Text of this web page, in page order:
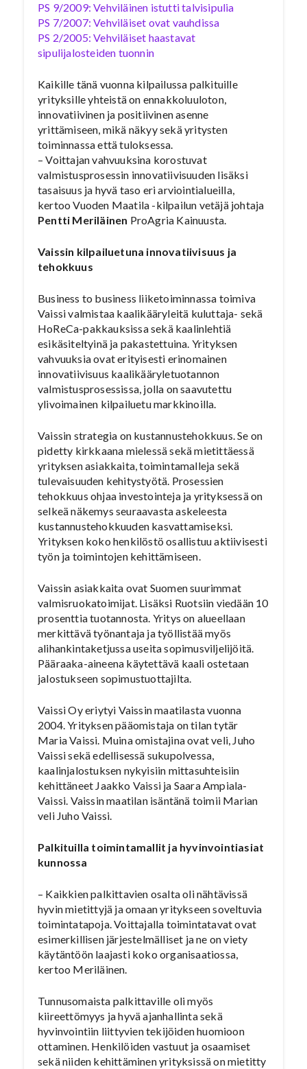
PS 9/2009: Vehviläinen istutti talvisipulia
PS 7/2007: Vehviläiset ovat vauhdissa
PS 2/2005: Vehviläiset haastavat
sipulijalosteiden tuonnin
Kaikille tänä vuonna kilpailussa palkituille
yrityksille yhteistä on ennakkoluuloton,
innovatiivinen ja positiivinen asenne
yrittämiseen, mikä näkyy sekä yritysten
toiminnassa että tuloksessa.
– Voittajan vahvuuksina korostuvat
valmistusprosessin innovatiivisuuden lisäksi
tasaisuus ja hyvä taso eri arviointialueilla,
kertoo Vuoden Maatila -kilpailun vetäjä johtaja
Pentti Meriläinen ProAgria Kainuusta.
Vaissin kilpailuetuna innovatiivisuus ja
tehokkuus
Business to business liiketoiminnassa toimiva
Vaissi valmistaa kaalikääryleitä kuluttaja- sekä
HoReCa-pakkauksissa sekä kaalinlehtiä
esikäsiteltyinä ja pakastettuina. Yrityksen
vahvuuksia ovat erityisesti erinomainen
innovatiivisuus kaalikääryletuotannon
valmistusprosessissa, jolla on saavutettu
ylivoimainen kilpailuetu markkinoilla.
Vaissin strategia on kustannustehokkuus. Se on
pidetty kirkkaana mielessä sekä mietittäessä
yrityksen asiakkaita, toimintamalleja sekä
tulevaisuuden kehitystyötä. Prosessien
tehokkuus ohjaa investointeja ja yrityksessä on
selkeä näkemys seuraavasta askeleesta
kustannustehokkuuden kasvattamiseksi.
Yrityksen koko henkilöstö osallistuu aktiivisesti
työn ja toimintojen kehittämiseen.
Vaissin asiakkaita ovat Suomen suurimmat
valmisruokatoimijat. Lisäksi Ruotsiin viedään 10
prosenttia tuotannosta. Yritys on alueellaan
merkittävä työnantaja ja työllistää myös
alihankintaketjussa useita sopimusviljelijöitä.
Pääraaka-aineena käytettävä kaali ostetaan
jalostukseen sopimustuottajilta.
Vaissi Oy eriytyi Vaissin maatilasta vuonna
2004. Yrityksen pääomistaja on tilan tytär
Maria Vaissi. Muina omistajina ovat veli, Juho
Vaissi sekä edellisessä sukupolvessa,
kaalinjalostuksen nykyisiin mittasuhteisiin
kehittäneet Jaakko Vaissi ja Saara Ampiala-
Vaissi. Vaissin maatilan isäntänä toimii Marian
veli Juho Vaissi.
Palkituilla toimintamallit ja hyvinvointiasiat
kunnossa
– Kaikkien palkittavien osalta oli nähtävissä
hyvin mietittyjä ja omaan yritykseen soveltuvia
toimintatapoja. Voittajalla toimintatavat ovat
esimerkillisen järjestelmälliset ja ne on viety
käytäntöön laajasti koko organisaatiossa,
kertoo Meriläinen.
Tunnusomaista palkittaville oli myös
kiireettömyys ja hyvä ajanhallinta sekä
hyvinvointiin liittyvien tekijöiden huomioon
ottaminen. Henkilöiden vastuut ja osaamiset
sekä niiden kehittäminen yrityksissä on mietitty